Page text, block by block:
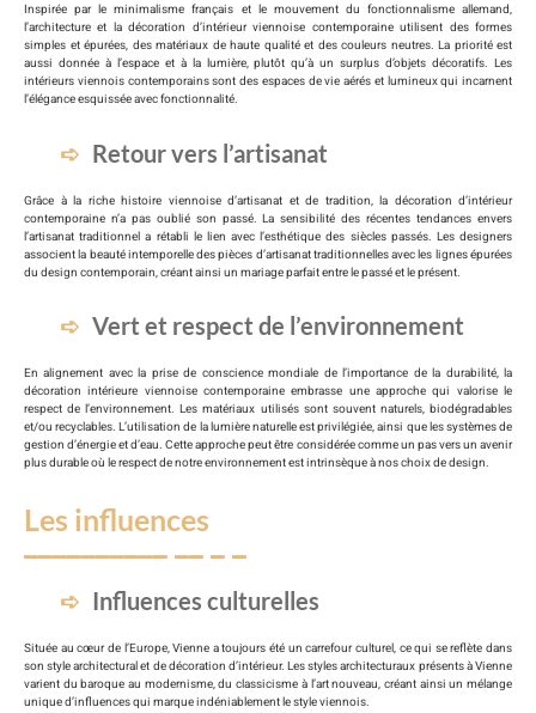
Inspirée par le minimalisme français et le mouvement du fonctionnalisme allemand,
l’architecture et la décoration d’intérieur viennoise contemporaine utilisent des formes
simples et épurées, des matériaux de haute qualité et des couleurs neutres. La priorité est
aussi donnée à l’espace et à la lumière, plutôt qu’à un surplus d’objets décoratifs. Les
intérieurs viennois contemporains sont des espaces de vie aérés et lumineux qui incarnent
l’élégance esquissée avec fonctionnalité.
Retour vers l’artisanat
Grâce à la riche histoire viennoise d’artisanat et de tradition, la décoration d’intérieur
contemporaine n’a pas oublié son passé. La sensibilité des récentes tendances envers
l’artisanat traditionnel a rétabli le lien avec l’esthétique des siècles passés. Les designers
associent la beauté intemporelle des pièces d’artisanat traditionnelles avec les lignes épurées
du design contemporain, créant ainsi un mariage parfait entre le passé et le présent.
Vert et respect de l’environnement
En alignement avec la prise de conscience mondiale de l’importance de la durabilité, la
décoration intérieure viennoise contemporaine embrasse une approche qui valorise le
respect de l’environnement. Les matériaux utilisés sont souvent naturels, biodégradables
et/ou recyclables. L’utilisation de la lumière naturelle est privilégiée, ainsi que les systèmes de
gestion d’énergie et d’eau. Cette approche peut être considérée comme un pas vers un avenir
plus durable où le respect de notre environnement est intrinsèque à nos choix de design.
Les influences
Influences culturelles
Située au cœur de l’Europe, Vienne a toujours été un carrefour culturel, ce qui se reflète dans
son style architectural et de décoration d’intérieur. Les styles architecturaux présents à Vienne
varient du baroque au modernisme, du classicisme à l’art nouveau, créant ainsi un mélange
unique d’influences qui marque indéniablement le style viennois.